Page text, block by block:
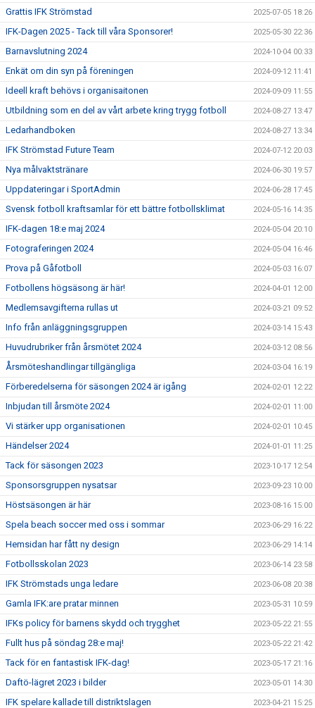
Grattis IFK Strömstad 2025-07-05 18:26
IFK-Dagen 2025 - Tack till våra Sponsorer! 2025-05-30 22:36
Barnavslutning 2024 2024-10-04 00:33
Enkät om din syn på föreningen 2024-09-12 11:41
Ideell kraft behövs i organisaitonen 2024-09-09 11:55
Utbildning som en del av vårt arbete kring trygg fotboll 2024-08-27 13:47
Ledarhandboken 2024-08-27 13:34
IFK Strömstad Future Team 2024-07-12 20:03
Nya målvaktstränare 2024-06-30 19:57
Uppdateringar i SportAdmin 2024-06-28 17:45
Svensk fotboll kraftsamlar för ett bättre fotbollsklimat 2024-05-16 14:35
IFK-dagen 18:e maj 2024 2024-05-04 20:10
Fotograferingen 2024 2024-05-04 16:46
Prova på Gåfotboll 2024-05-03 16:07
Fotbollens högsäsong är här! 2024-04-01 12:00
Medlemsavgifterna rullas ut 2024-03-21 09:52
Info från anläggningsgruppen 2024-03-14 15:43
Huvudrubriker från årsmötet 2024 2024-03-12 08:56
Årsmöteshandlingar tillgängliga 2024-03-04 16:19
Förberedelserna för säsongen 2024 är igång 2024-02-01 12:22
Inbjudan till årsmöte 2024 2024-02-01 11:00
Vi stärker upp organisationen 2024-02-01 10:45
Händelser 2024 2024-01-01 11:25
Tack för säsongen 2023 2023-10-17 12:54
Sponsorsgruppen nysatsar 2023-09-23 10:00
Höstsäsongen är här 2023-08-16 15:00
Spela beach soccer med oss i sommar 2023-06-29 16:22
Hemsidan har fått ny design 2023-06-29 14:14
Fotbollsskolan 2023 2023-06-14 23:58
IFK Strömstads unga ledare 2023-06-08 20:38
Gamla IFK:are pratar minnen 2023-05-31 10:59
IFKs policy för barnens skydd och trygghet 2023-05-22 21:55
Fullt hus på söndag 28:e maj! 2023-05-22 21:42
Tack för en fantastisk IFK-dag! 2023-05-17 21:16
Daftö-lägret 2023 i bilder 2023-05-01 14:30
IFK spelare kallade till distriktslagen 2023-04-21 15:25